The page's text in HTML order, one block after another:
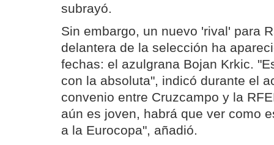
subrayó.
Sin embargo, un nuevo 'rival' para
delantera de la selección ha
fechas: el azulgrana Bojan Krkic.
con la absoluta", indicó durante el
convenio entre Cruzcampo y la
aún es joven, habrá que ver como
a la Eurocopa", añadió.